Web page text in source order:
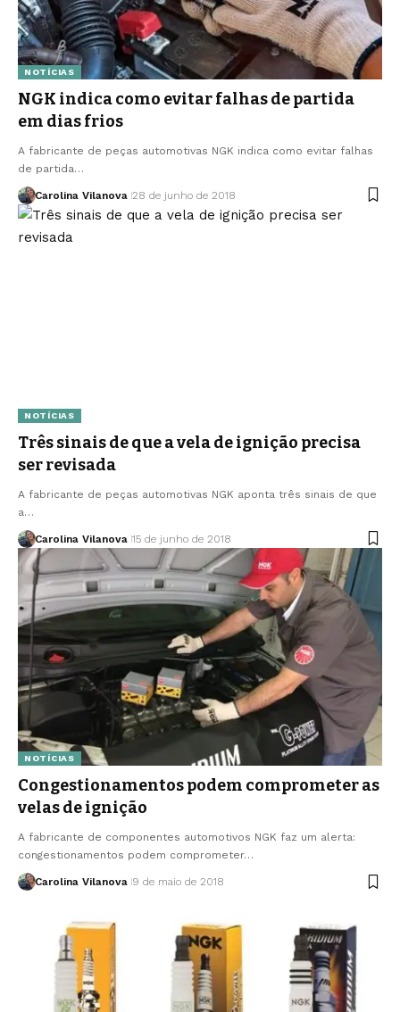
NOTÍCIAS
NGK indica como evitar falhas de partida
em dias frios
A fabricante de peças automotivas NGK indica como evitar falhas
de partida…
Carolina Vilanova 28 de junho de 2018
NOTÍCIAS
Três sinais de que a vela de ignição precisa
ser revisada
A fabricante de peças automotivas NGK aponta três sinais de que
a…
Carolina Vilanova 15 de junho de 2018
NOTÍCIAS
Congestionamentos podem comprometer as
velas de ignição
A fabricante de componentes automotivos NGK faz um alerta:
congestionamentos podem comprometer…
Carolina Vilanova 9 de maio de 2018